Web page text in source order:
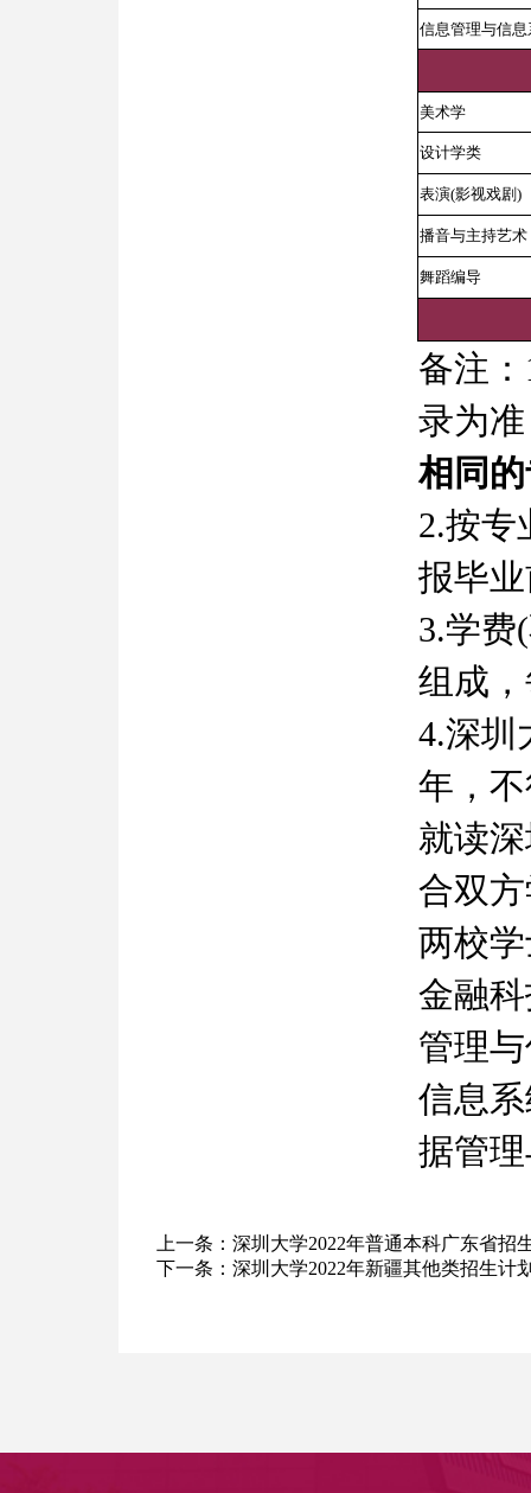
信息管理与信
美术学
设计学类
表演(影视戏剧)
播音与主持艺术
舞蹈编导
备注
录为
相同
2.按专
报毕
3.学费
组成
4.深圳
年，
就读
合双
两校
金融
管理
信息
据管
上一条： 深圳大学2022年普通本科广东省招
下一条： 深圳大学2022年新疆其他类招生计